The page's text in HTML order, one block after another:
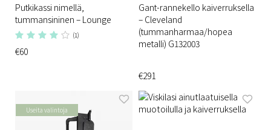
Putkikassi nimellä,
tummansininen – Lounge
(1)
€60
Gant-rannekello kaiverruksella
– Cleveland
(tummanharmaa/hopea
metalli) G132003
€291
Useita valintoja